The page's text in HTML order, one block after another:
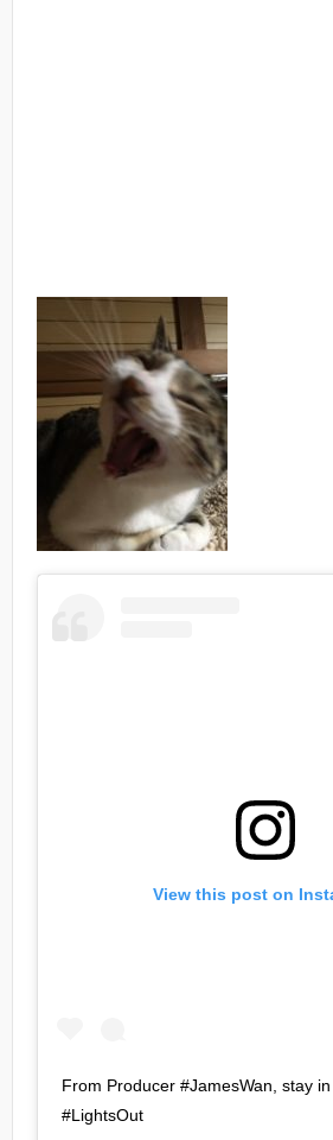
View this post on
From Producer #JamesWan, stay
#LightsOut